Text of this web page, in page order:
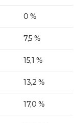
0 %
7,5 %
15,1 %
13,2 %
17,0 %